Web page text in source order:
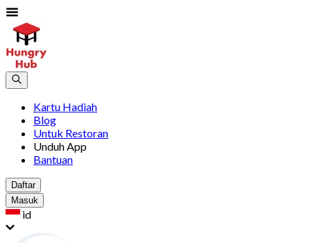
Kartu Hadiah
Blog
Untuk Restoran
Unduh App
Bantuan
Daftar
Masuk
id